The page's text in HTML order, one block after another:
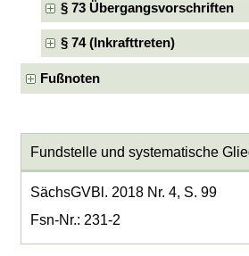
§ 73 Übergangsvorschriften
§ 74 (Inkrafttreten)
Fußnoten
Fundstelle und systematische
SächsGVBl. 2018 Nr. 4, S. 99
Fsn-Nr.: 231-2